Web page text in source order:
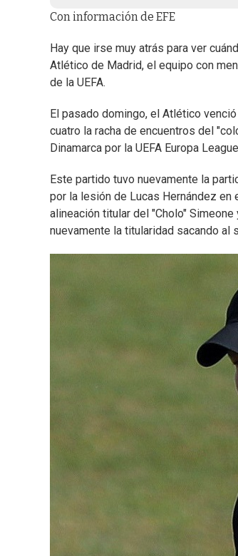
Con información de EFE
Hay que irse muy atrás para ver
Atlético de Madrid, el equipo con
de la UEFA.
El pasado domingo, el Atlético
cuatro la racha de encuentros del
Dinamarca por la UEFA Europa
Este partido tuvo nuevamente la
por la lesión de Lucas Hernández en
alineación titular del "Cholo"
nuevamente la titularidad sacando al